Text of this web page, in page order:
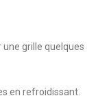
grille quelques
en refroidissant.